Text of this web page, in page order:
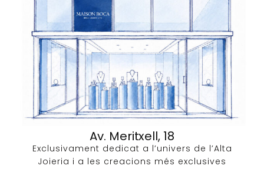
Av. Meritxell, 18
Exclusivament dedicat a l’univers de l’Alta
Joieria i a les creacions més exclusives​